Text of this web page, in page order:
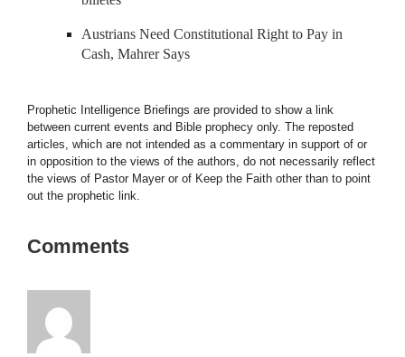
Austrians Need Constitutional Right to Pay in
Cash, Mahrer Says
Prophetic Intelligence Briefings are provided to show a link
between current events and Bible prophecy only. The reposted
articles, which are not intended as a commentary in support of or
in opposition to the views of the authors, do not necessarily reflect
the views of Pastor Mayer or of Keep the Faith other than to point
out the prophetic link.
Comments